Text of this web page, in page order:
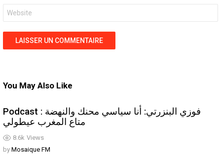
web
You May Also Like
8.6k Views
Podcast : فوزي البنزرتي: أنا سياسي محنك والنهضة
متاع المغرب عيطولي
by Mosaique FM